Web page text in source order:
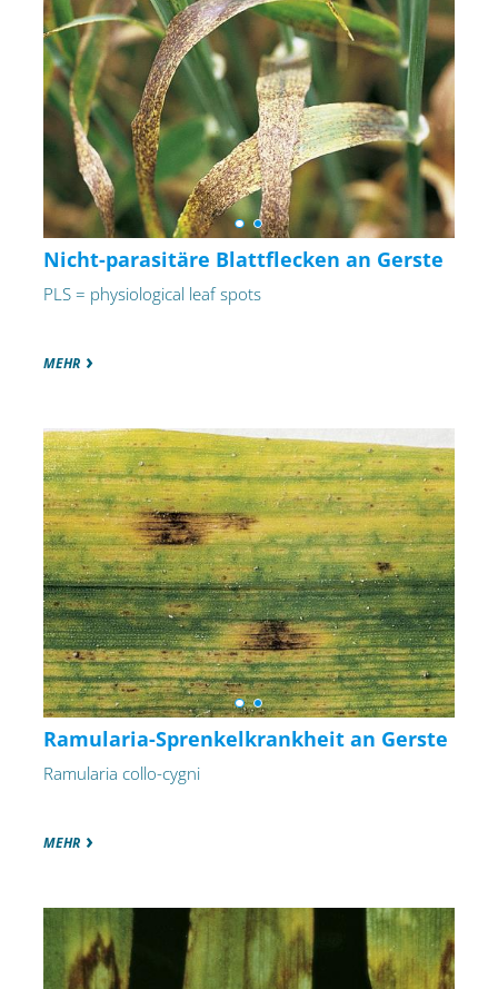
Nicht-parasitäre Blattflecken an Gerste
PLS = physiological leaf spots
MEHR
Ramularia-Sprenkelkrankheit an Gerste
Ramularia collo-cygni
MEHR